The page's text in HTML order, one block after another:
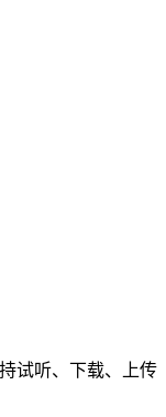
试听、下载、上传